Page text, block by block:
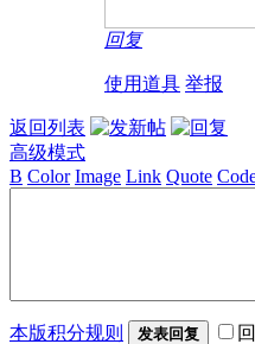
回复
使用道具 举报
返回列表
高级模式
B Color Image Link Quote
本版积分规则 发表回复